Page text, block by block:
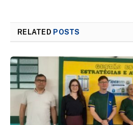
RELATED POSTS